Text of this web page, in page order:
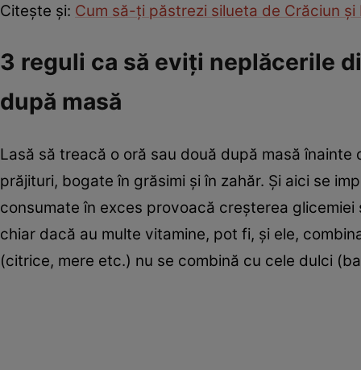
Citeşte şi: Cum să-ţi păstrezi silueta de Crăciun
3 reguli ca să eviţi neplăcerile
după masă
Lasă să treacă o oră sau două după masă
prăjituri, bogate în grăsimi şi în zahăr. Şi aici se
consumate în exces provoacă creşterea
chiar dacă au multe vitamine, pot fi, şi ele,
(citrice, mere etc.) nu se combină cu cele dulci